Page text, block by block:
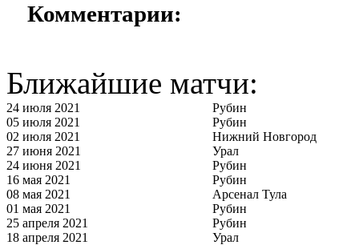
Комментарии:
Ближайшие матчи:
24 июля 2021
Рубин
05 июля 2021
Рубин
02 июля 2021
Нижний Новгород
27 июня 2021
Урал
24 июня 2021
Рубин
16 мая 2021
Рубин
08 мая 2021
Арсенал Тула
01 мая 2021
Рубин
25 апреля 2021
Рубин
18 апреля 2021
Урал